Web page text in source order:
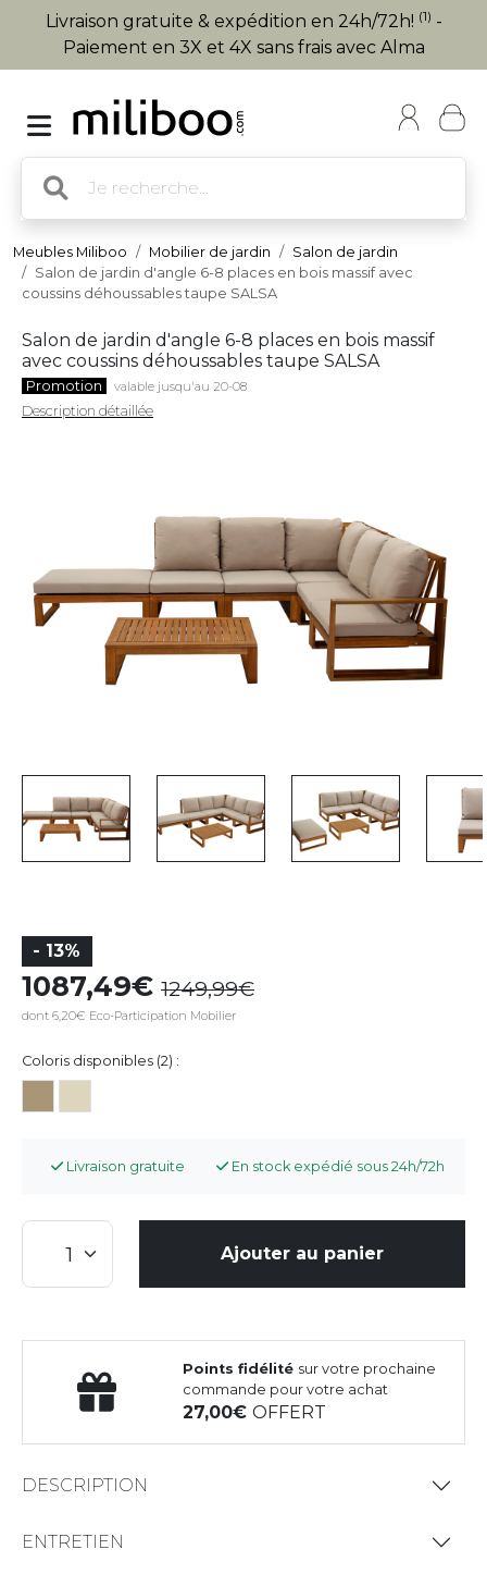
Livraison gratuite & expédition en 24h/72h! (1) -
Paiement en 3X et 4X sans frais avec Alma
Meubles Miliboo Mobilier de jardin
Salon de jardin
Salon de jardin d'angle 6-8 places en bois massif avec
coussins déhoussables taupe SALSA
Salon de jardin d'angle 6-8 places en bois massif
avec coussins déhoussables taupe SALSA
Promotion valable jusqu'au 20-08
Description détaillée
- 13%
1087,49 1249,99
dont 6,20€ Eco-Participation Mobilier
Coloris disponibles (2) :
Livraison gratuite En stock expédié sous 24h/72h
Ajouter au panier
Points fidélité sur votre prochaine
commande pour votre achat
27,00OFFERT
DESCRIPTION
ENTRETIEN